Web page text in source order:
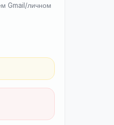
Gmail/личном